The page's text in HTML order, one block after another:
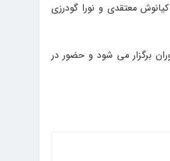
معتقدی و نورا گودرزی
در فرهنگسرای نیاوران برگزار می شود و حضور در